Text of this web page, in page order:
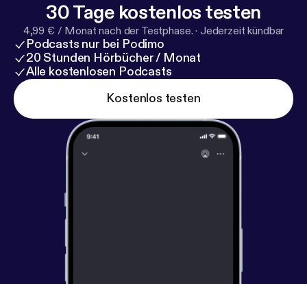
30 Tage kostenlos testen
4,99 € / Monat nach der Testphase. · Jederzeit kündbar
Podcasts nur bei Podimo
20 Stunden Hörbücher / Monat
Alle kostenlosen Podcasts
Kostenlos testen